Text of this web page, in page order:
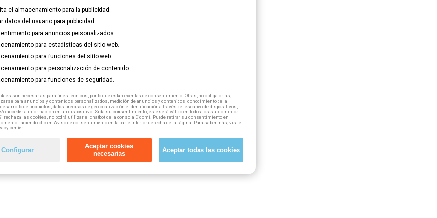
el almacenamiento para la publicidad.
datos del usuario para publicidad.
para anuncios personalizados.
para estadísticas del sitio web.
para funciones del sitio web.
para personalización de contenido.
para funciones de seguridad.
son necesarias para fines técnicos, por lo que están exentas de consentimiento. Otras, no obligatorias,
para anuncios y contenidos personalizados, medición de anuncios y contenidos, conocimiento de la
de productos, datos precisos de geolocalización e identificación a través del escaneo de dispositivos,
o acceder a información en un dispositivo. Si da su consentimiento, este será válido en todos los subdominios
rechaza las cookies, no podrá utilizar el chatbot de la consola Didomi. Puede retirar su consentimiento en
haciendo clic en Aviso de consentimiento en la parte inferior derecha de la página. Para saber más, visite
center.
Configurar
Aceptar cookies
necesarias
Aceptar todas las cookies